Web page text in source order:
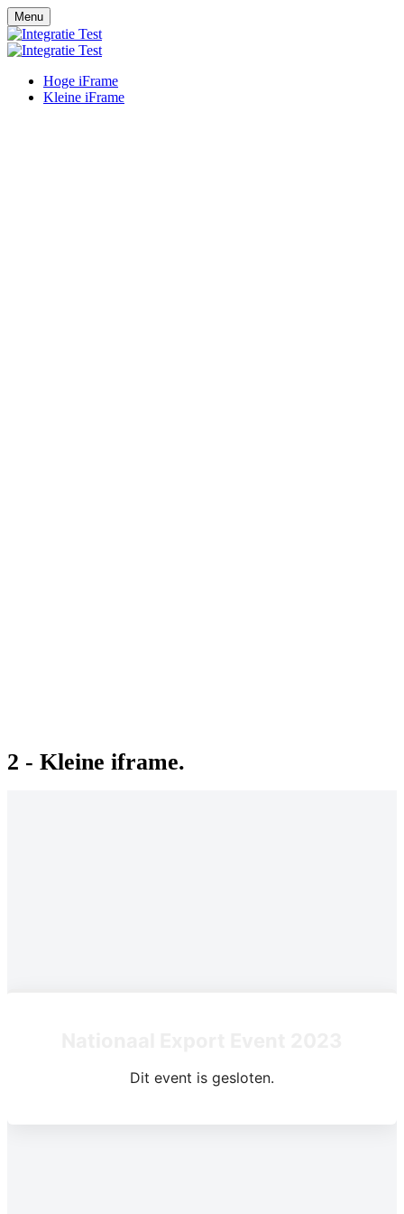
Menu
Hoge iFrame
Kleine iFrame
2 - Kleine iframe.